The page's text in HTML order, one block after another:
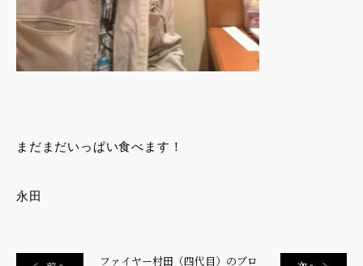
まだまだいっぱい食べます！
永田
ファイヤー村田（四代目）のブロ